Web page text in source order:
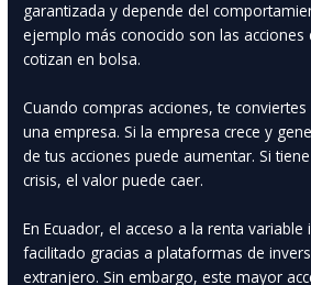
garantizada y depende del
ejemplo más conocido son las acciones
cotizan en bolsa.
Cuando compras acciones, te
una empresa. Si la empresa crece y
de tus acciones puede aumentar. Si
crisis, el valor puede caer.
En Ecuador, el acceso a la renta
facilitado gracias a plataformas de
extranjero. Sin embargo, este mayor